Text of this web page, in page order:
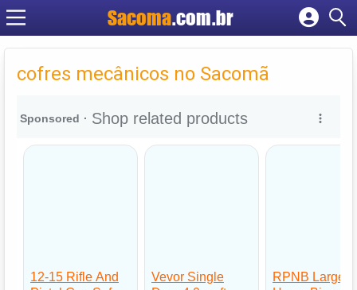
Sacoma.com.br
Cadastrar empresa
Criar conta
cofres mecânicos no Sacomã